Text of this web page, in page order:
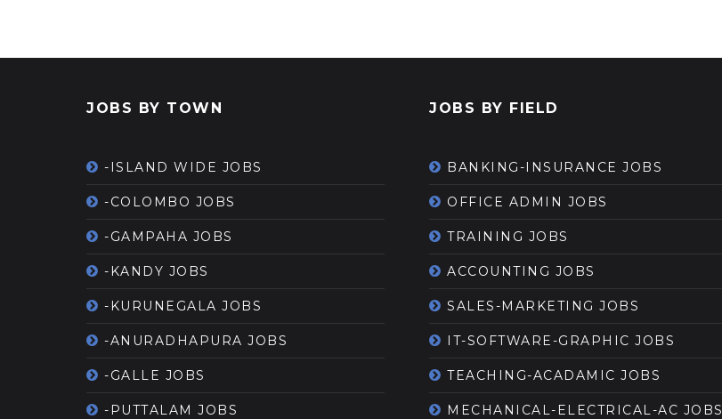
JOBS BY TOWN
-ISLAND WIDE JOBS
-COLOMBO JOBS
-GAMPAHA JOBS
-KANDY JOBS
-KURUNEGALA JOBS
-ANURADHAPURA JOBS
-GALLE JOBS
-PUTTALAM JOBS
JOBS BY FIELD
BANKING-INSURANCE JOBS
OFFICE ADMIN JOBS
TRAINING JOBS
ACCOUNTING JOBS
SALES-MARKETING JOBS
IT-SOFTWARE-GRAPHIC JOBS
TEACHING-ACADAMIC JOBS
MECHANICAL-ELECTRICAL-AC JOBS